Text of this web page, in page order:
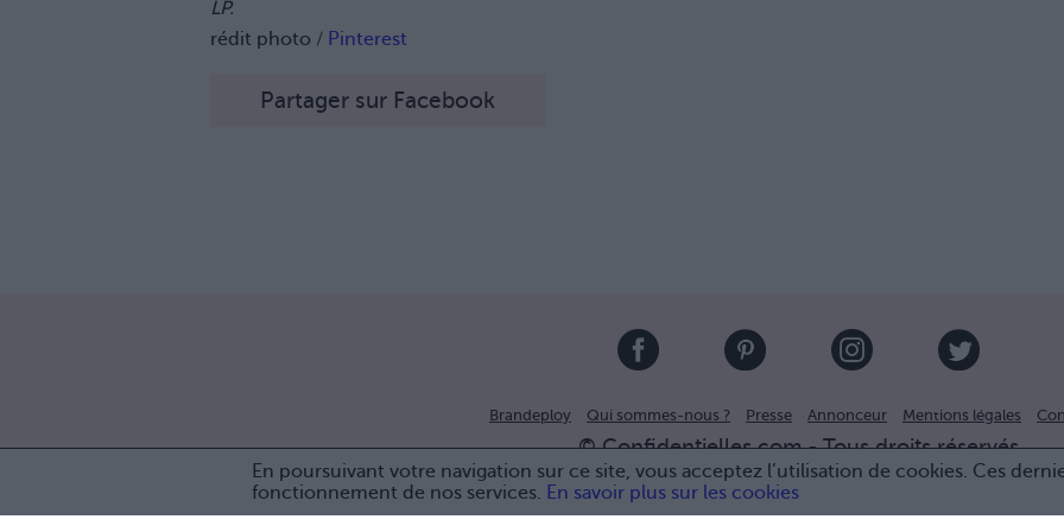
En poursuivant votre navigation sur ce site, vous acceptez l’utilisation de cookies. Ces
fonctionnement de nos services. En savoir plus sur les cookies
LP.
rédit photo / Pinterest
Partager sur Facebook
Brandeploy Qui sommes-nous ? Presse Annonceur Mentions légales
© Confidentielles.com - Tous droits réservés